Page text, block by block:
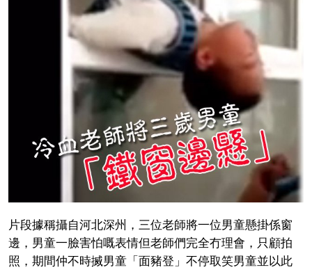
片段據稱攝自河北深州，三位老師將一位男童懸掛係窗
邊，男童一臉害怕嘅表情但老師們完全冇理會，只顧拍
照，期間仲不時搣男童「面豬登」不停取笑男童並以此